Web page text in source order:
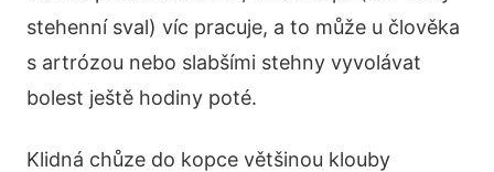
stehenní sval) víc pracuje, a to může u člověka
s artrózou nebo slabšími stehny vyvolávat
bolest ještě hodiny poté.
Klidná chůze do kopce většinou klouby